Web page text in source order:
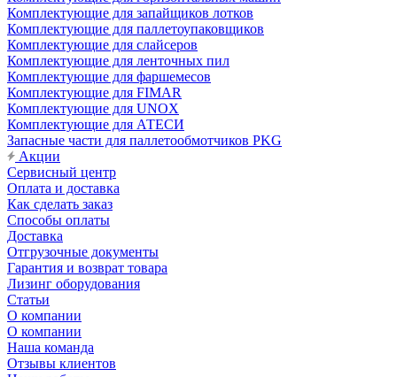
Комплектующие для запайщиков лотков
Комплектующие для паллетоупаковщиков
Комплектующие для слайсеров
Комплектующие для ленточных пил
Комплектующие для фаршемесов
Комплектующие для FIMAR
Комплектующие для UNOX
Комплектующие для АТЕСИ
Запасные части для паллетообмотчиков PKG
Акции
Сервисный центр
Оплата и доставка
Как сделать заказ
Способы оплаты
Доставка
Отгрузочные документы
Гарантия и возврат товара
Лизинг оборудования
Статьи
О компании
О компании
Наша команда
Отзывы клиентов